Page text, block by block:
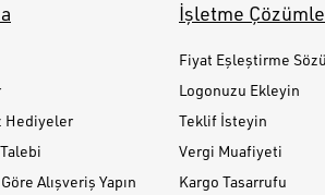
Hediyeler
Alışveriş Yapın
İşletme
Fiyat Eşleştirme Sözü
Logonuzu Ekleyin
Teklif İsteyin
Vergi Muafiyeti
Kargo Tasarrufu